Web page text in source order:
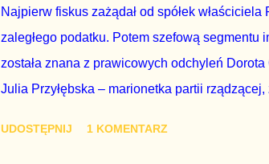
Najpierw fiskus zażądał od spółek
zaległego podatku. Potem szefową
została znana z prawicowych odchyleń
Julia Przyłębska – marionetka partii
UDOSTĘPNIJ 1 KOMENTARZ